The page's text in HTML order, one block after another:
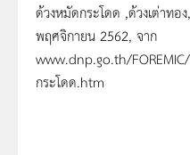
ด้วงหมัดกระโดด ,ด้วงเต่าท
พฤศจิกายน 2562, จาก
www.dnp.go.th/
กระโดด.htm